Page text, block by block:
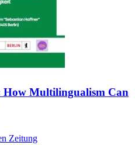
How Multilingualism Can